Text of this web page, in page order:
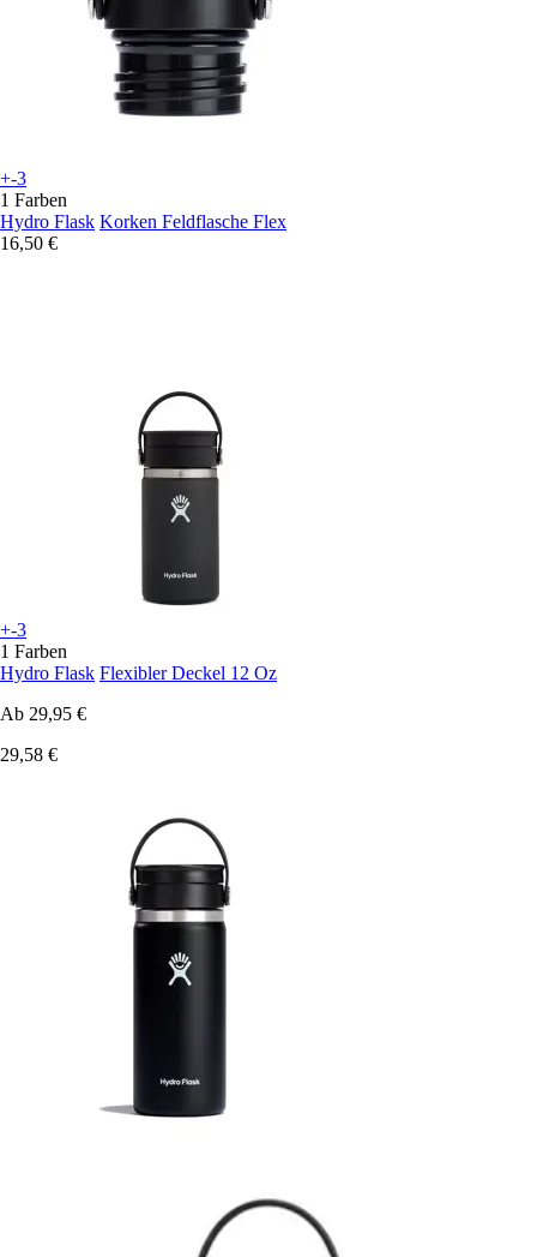
+-3
1 Farben
Hydro Flask Korken Feldflasche Flex
16,50 €
+-3
1 Farben
Hydro Flask Flexibler Deckel 12 Oz
Ab 29,95 €
29,58 €